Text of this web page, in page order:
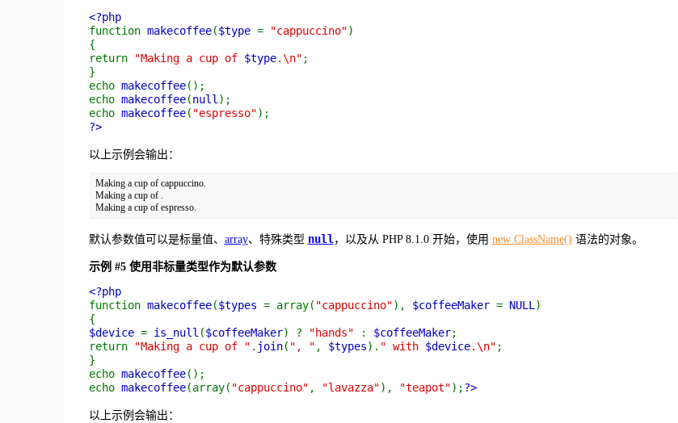
<?php
function makecoffee($type = "cappuccino")
{
return
"Making a cup of $type.\n" ;
}
echo makecoffee();
echo makecoffee(null);
echo makecoffee( "espresso");
?>
以上示例会输出：
Making a cup of cappuccino.
Making a cup of .
默认参数值可以是标量值、 array、特殊类型 null，以及从 PHP 8.1.0 开始，使用 new ClassName() 语法的对象。
示例 #5 使用非标量类型作为默认参数
<?php
function makecoffee($types = array( "cappuccino"), $coffeeMaker = NULL)
{
$device = is_null ($coffeeMaker) ? "hands" : $coffeeMaker;
return
"Making a cup of " . join( ", " , $types). " with $device.\n" ;
}
echo makecoffee();
echo makecoffee(array( "cappuccino" , "lavazza"), "teapot");?>
以上示例会输出：